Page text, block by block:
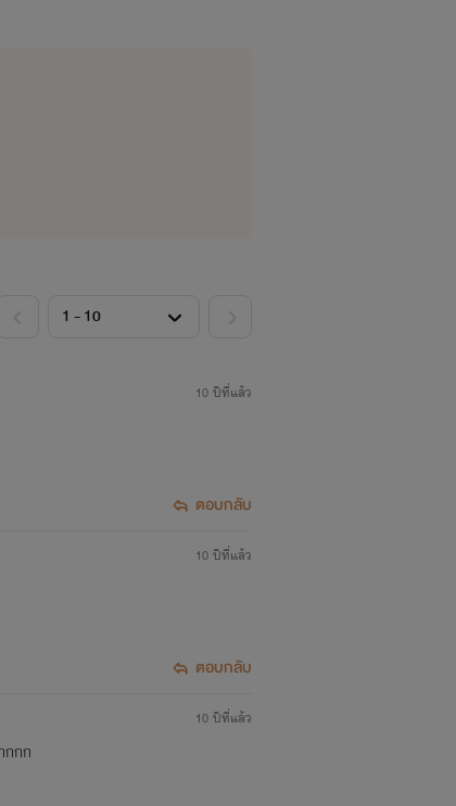
10 ปีที่แล้ว
ตอบกลับ
10 ปีที่แล้ว
ตอบกลับ
กก
10 ปีที่แล้ว